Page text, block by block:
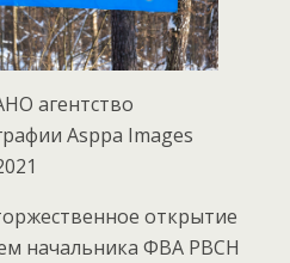
агентство
Asppa Images
открытие
начальника ФВА РВСН